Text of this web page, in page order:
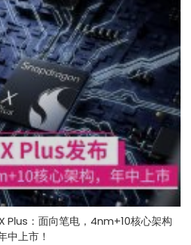
：面向笔电，4nm+10核心架构
中上市！